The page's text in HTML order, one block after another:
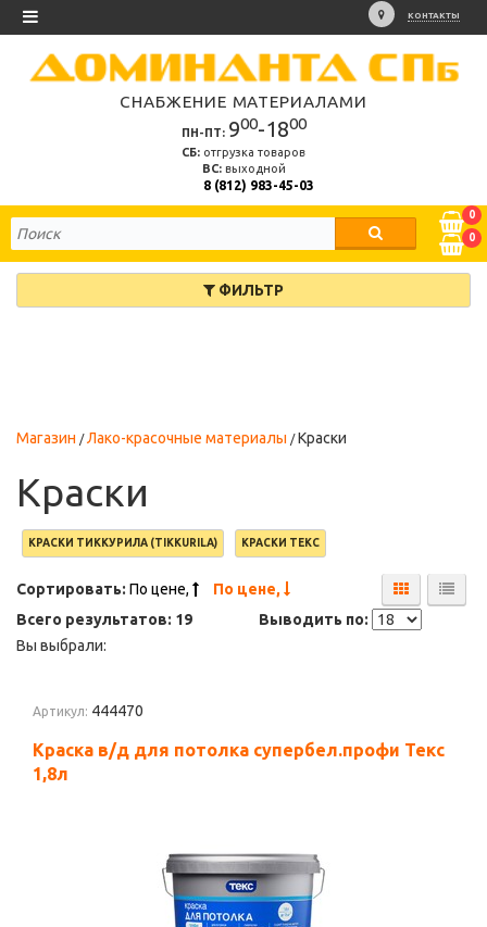
КОНТАКТЫ
СНАБЖЕНИЕ МАТЕРИАЛАМИ
ПН-ПТ: 900-1800
СБ: отгрузка товаров
ВС:выходной
8 (812) 983-45-03
0
0
ФИЛЬТР
Магазин Лако-красочные материалы Краски
Краски
КРАСКИ ТИККУРИЛА (TIKKURILA) КРАСКИ ТЕКС
Сортировать: По цене,
По цене,
Выводить по:
Всего результатов: 19
Вы выбрали:
Артикул: 444470
Краска в/д для потолка супербел.профи Текс
1,8л